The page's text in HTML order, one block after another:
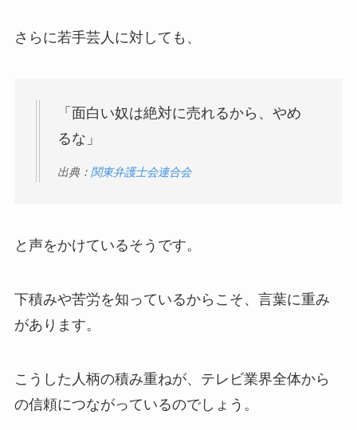
さらに若手芸人に対しても、
「面白い奴は絶対に売れるから、やめ
るな」
出典： 関東弁護士会連合会
と声をかけているそうです。
下積みや苦労を知っているからこそ、言葉に重み
があります。
こうした人柄の積み重ねが、テレビ業界全体から
の信頼につながっているのでしょう。